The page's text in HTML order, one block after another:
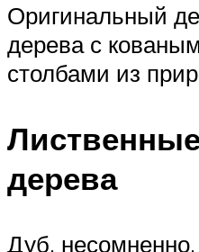
Оригинальный
дерева с
столбами из
дерева
Дуб,